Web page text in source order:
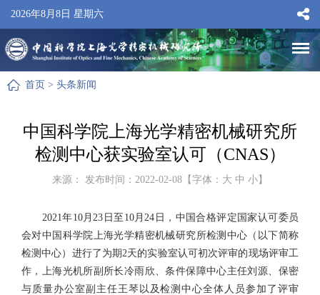
2026年8月8日 星期六
首页 > 头条新闻
中国科学院上海光学精密机械研究所
检测中心获实验室认可（CNAS）
来源： 发布时间：2022-02-08【字体： 大 中 小 】
2021年10月23日至10月24日，中国合格评定国家认可委员
会对中国科学院上海光学精密机械研究所检测中心（以下简称
检测中心）进行了为期2天的实验室认可初次评审的现场评审工
作，上海光机所副所长冷雨欣、条件保障中心主任刘源、保密
与质量办公室副主任王琴以及检测中心全体人员参加了评审